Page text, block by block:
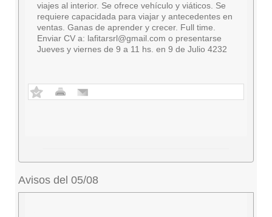
viajes al interior. Se ofrece vehículo y viáticos. Se
requiere capacidada para viajar y antecedentes en
ventas. Ganas de aprender y crecer. Full time.
Enviar CV a: lafitarsrl@gmail.com o presentarse
Jueves y viernes de 9 a 11 hs. en 9 de Julio 4232
Avisos del 05/08